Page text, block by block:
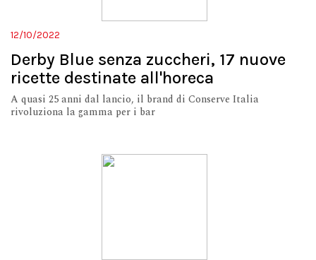
12/10/2022
Derby Blue senza zuccheri, 17 nuove
ricette destinate all'horeca
A quasi 25 anni dal lancio, il brand di Conserve Italia
rivoluziona la gamma per i bar